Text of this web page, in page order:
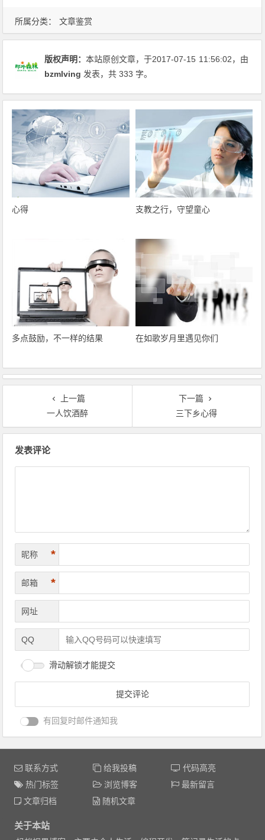
所属分类： 文章鉴赏
版权声明：本站原创文章，于2017-07-15 11:56:02，由
bzmlving 发表，共 333 字。
心得 支教之行，守望童心
多点鼓励，不一样的结果 在如歌岁月里遇见你们
上一篇
一人饮酒醉
下一篇
三下乡心得
发表评论
昵称 *
邮箱 *
网址
QQ
滑动解锁才能提交
有回复时邮件通知我
联系方式 给我投稿
代码高亮
热门标签
浏览博客
最新留言
文章归档
随机文章
关于本站